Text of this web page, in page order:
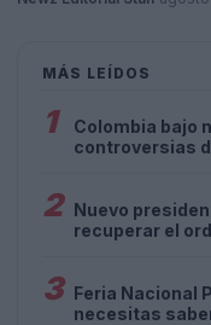
MÁS LEÍDOS
1
Colombia bajo
controversias
2 Nuevo
recuperar el
3 Feria Nacional
necesitas